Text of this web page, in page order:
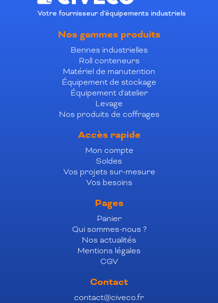
Votre fournisseur d'équipements industriels
Nos gammes produits
Bennes industrielles
Roll conteneurs
Matériel de manutention
Équipement de stockage
Équipement d'atelier
Levage
Nos produits de coffrages
Accès rapide
Mon compte
Soldes
Vos projets sur-mesure
Vos besoins
Pages
Panier
Qui sommes-nous ?
Nos actualités
Mentions légales
CGV
Contact
contact@civeco.fr